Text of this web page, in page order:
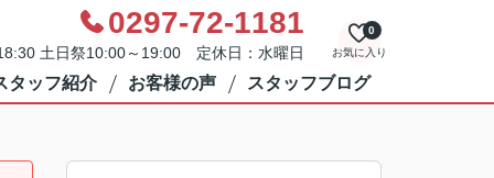
0297-72-1181
土日祭10:00～19:00 定休日：水曜日 お気に入り
0
タッフ紹介 お客様の声 スタッフブログ